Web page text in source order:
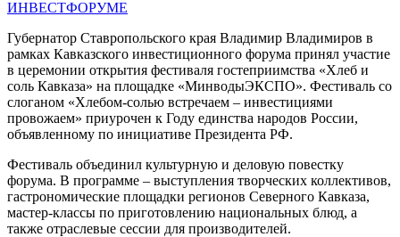
Губернатор Ставропольского края Владимир Владимиров в
рамках Кавказского инвестиционного форума принял участие
в церемонии открытия фестиваля гостеприимства «Хлеб и
соль Кавказа» на площадке «МинводыЭКСПО». Фестиваль со
слоганом «Хлебом-солью встречаем – инвестициями
провожаем» приурочен к Году единства народов России,
объявленному по инициативе Президента РФ.
Фестиваль объединил культурную и деловую повестку
форума. В программе – выступления творческих коллективов,
гастрономические площадки регионов Северного Кавказа,
мастер-классы по приготовлению национальных блюд, а
также отраслевые сессии для производителей.